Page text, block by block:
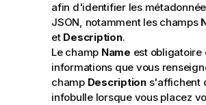
afin d'identifier les
JSON, notamment les champs
et Description.
Le champ Name est obligatoire
informations que vous
champ Descriptions'affichent
infobulle lorsque vous placez